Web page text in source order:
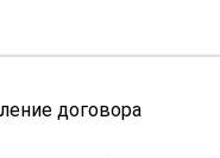
договора